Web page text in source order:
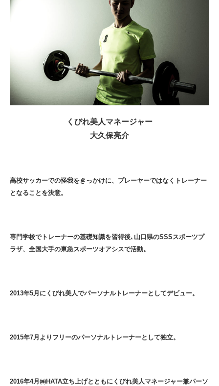
くびれ美人マネージャー
大久保亮介
高校サッカーでの怪我をきっかけに、プレーヤーではなくトレーナー
となることを決意。
専門学校でトレーナーの基礎知識を習得後､山口県のSSSスポーツプ
ラザ、全国大手の東急スポーツオアシスで活動。
2013年5月にくびれ美人でパーソナルトレーナーとしてデビュー。
2015年7月よりフリーのパーソナルトレーナーとして独立。
2016年4月㈱HATA立ち上げとともにくびれ美人マネージャー兼パーソ